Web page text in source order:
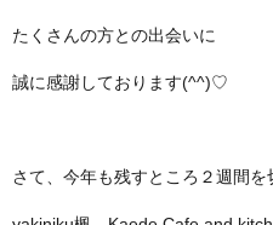
たくさんの方との出会いに
誠に感謝しております(^^)♡
さて、今年も残すところ２週間を